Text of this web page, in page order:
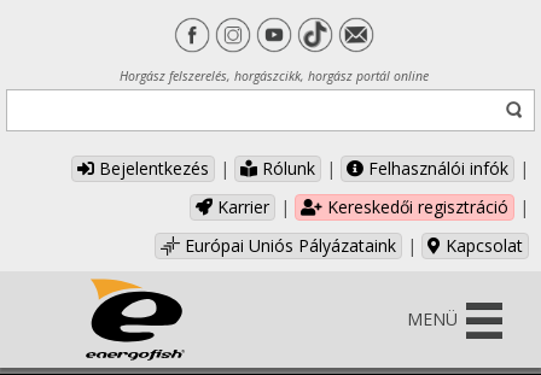
Horgász felszerelés, horgászcikk, horgász portál online
Bejelentkezés | Rólunk | Felhasználói infók
|
Karrier
| Kereskedői regisztráció
|
Európai Uniós Pályázataink
| Kapcsolat
MENÜ